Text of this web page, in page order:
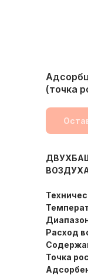
(точка
Расход
Точка